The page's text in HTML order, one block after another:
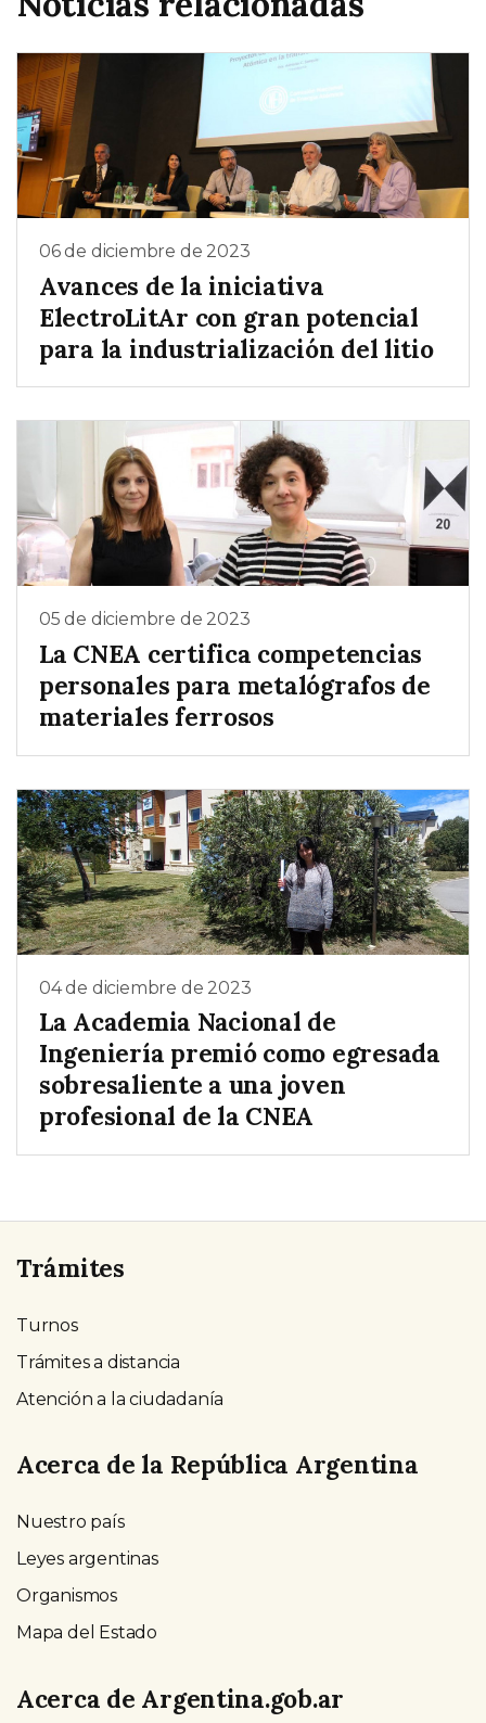
06 de diciembre de 2023
Avances de la iniciativa
ElectroLitAr con gran potencial
para la industrialización del litio
05 de diciembre de 2023
La CNEA certifica competencias
personales para metalógrafos de
materiales ferrosos
04 de diciembre de 2023
La Academia Nacional de
Ingeniería premió como egresada
sobresaliente a una joven
profesional de la CNEA
Trámites
Turnos
Trámites a distancia
Atención a la ciudadanía
Acerca de la República Argentina
Nuestro país
Leyes argentinas
Organismos
Mapa del Estado
Acerca de Argentina.gob.ar